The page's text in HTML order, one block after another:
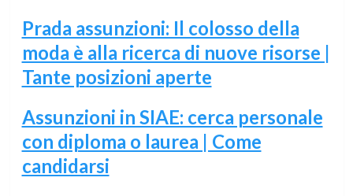
Prada assunzioni: Il colosso della
moda è alla ricerca di nuove risorse |
Tante posizioni aperte
Assunzioni in SIAE: cerca personale
con diploma o laurea | Come
candidarsi